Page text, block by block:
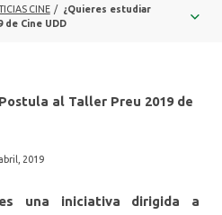
CINE / ¿Quieres estudiar
de Cine UDD
al Taller Preu 2019 de
2019
una iniciativa dirigida a